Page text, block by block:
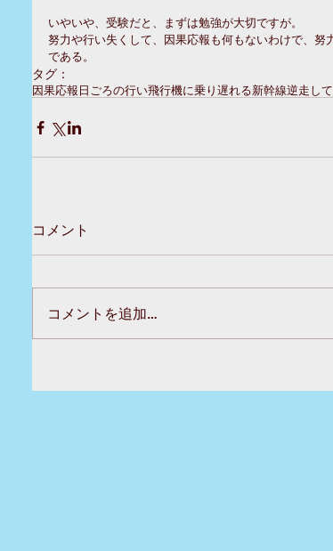
いやいや、受験だと、まずは勉強が大切ですが。
努力や行い失くして、因果応報も何もないわけで、
である。
タグ：
因果応報日ごろの行い飛行機に乗り遅れる新幹線逆走し
コメント
コメントを追加…